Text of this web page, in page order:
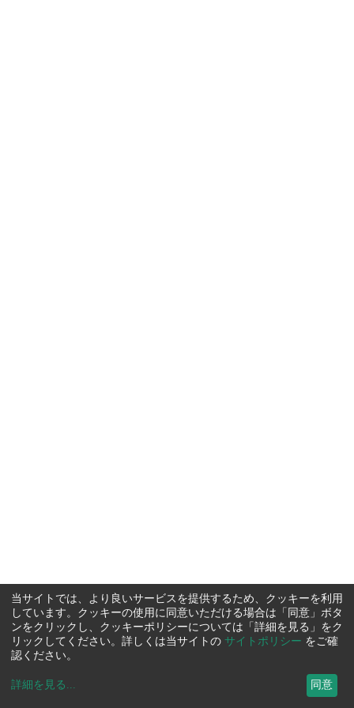
当サイトでは、より良いサービスを提供するため、クッキーを利用
しています。クッキーの使用に同意いただける場合は「同意」ボタ
ンをクリックし、クッキーポリシーについては「詳細を見る」をク
リックしてください。詳しくは当サイトの サイトポリシー をご確
認ください。
詳細を見る ... 同意